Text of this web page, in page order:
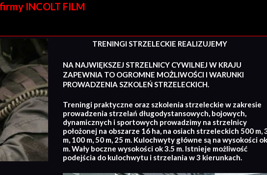
INCOLT FILM
TRENINGI STRZELECKIE REALIZUJEMY
NA NAJWIĘKSZEJ STRZELNICY CYWILNEJ W KRAJU
ZAPEWNIA TO OGROMNE MOŻLIWOŚCI I WARUNKI
PROWADZENIA SZKOLEŃ STRZELECKICH.
Treningi praktyczne oraz szkolenia strzeleckie w zakresie
prowadzenia strzelań długodystansowych, bojowych,
dynamicznych i sportowych prowadzimy na strzelnicy
położonej na obszarze 16 ha, na osiach strzeleckich 500 m,
m, 100 m, 50 m, 25 m. Kulochwyty główne są na wysokości
m. Wały boczne wysokości ok 3.5 m. Istnieje możliwość
podejścia do kulochwytu i strzelania w 3 kierunkach.